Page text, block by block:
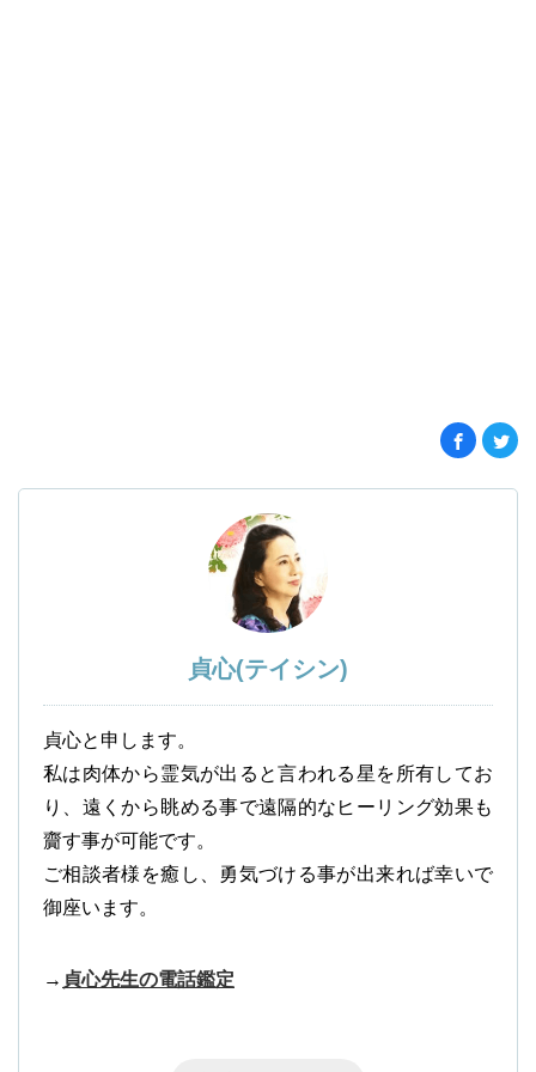
貞心(テイシン)
貞心と申します。
私は肉体から霊気が出ると言われる星を所有してお
り、遠くから眺める事で遠隔的なヒーリング効果も
齎す事が可能です。
ご相談者様を癒し、勇気づける事が出来れば幸いで
御座います。
→ 貞心先生の電話鑑定